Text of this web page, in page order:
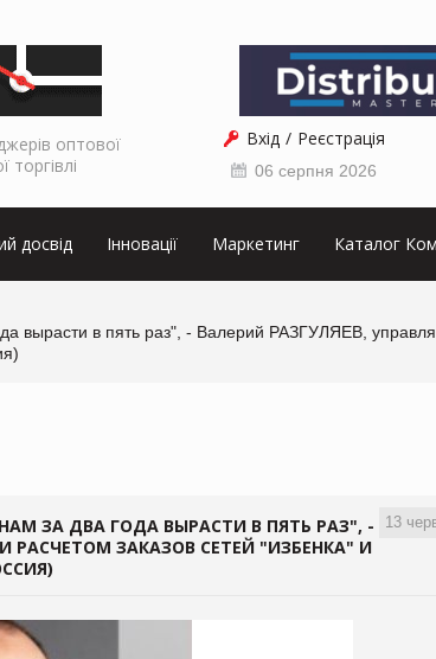
оптової
торгівлі
Вхід Реєстрація
06 серпня 2026
досвід Інновації Маркетинг Каталог
вырасти в пять раз", - Валерий РАЗГУЛЯЕВ,
13
ЗА ДВА ГОДА ВЫРАСТИ В ПЯТЬ РАЗ", -
ЗАКАЗОВ СЕТЕЙ "ИЗБЕНКА" И